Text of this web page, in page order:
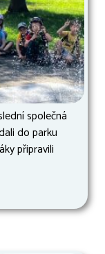
společná
do parku
připravili